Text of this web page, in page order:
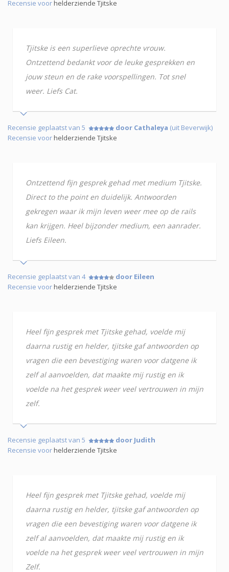
Recensie voorhelderziende Tjitske
Tjitske is een superlieve oprechte vrouw.
Ontzettend bedankt voor de leuke gesprekken en
jouw steun en de rake voorspellingen. Tot snel
weer. Liefs Cat.
Recensie geplaatst van 5 door Cathaleya (uit Beverwijk)
Recensie voorhelderziende Tjitske
Ontzettend fijn gesprek gehad met medium Tjitske.
Direct to the point en duidelijk. Antwoorden
gekregen waar ik mijn leven weer mee op de rails
kan krijgen. Heel bijzonder medium, een aanrader.
Liefs Eileen.
Recensie geplaatst van 4
door Eileen
Recensie voorhelderziende Tjitske
Heel fijn gesprek met Tjitske gehad, voelde mij
daarna rustig en helder, tjitske gaf antwoorden op
vragen die een bevestiging waren voor datgene ik
zelf al aanvoelden, dat maakte mij rustig en ik
voelde na het gesprek weer veel vertrouwen in mijn
zelf.
Recensie geplaatst van 5
door Judith
Recensie voorhelderziende Tjitske
Heel fijn gesprek met Tjitske gehad, voelde mij
daarna rustig en helder, tjitske gaf antwoorden op
vragen die een bevestiging waren voor datgene ik
zelf al aanvoelden, dat maakte mij rustig en ik
voelde na het gesprek weer veel vertrouwen in mijn
Zelf.